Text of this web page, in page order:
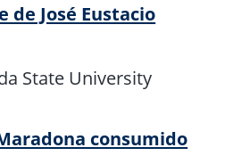
de José Eustacio
State University
consumido